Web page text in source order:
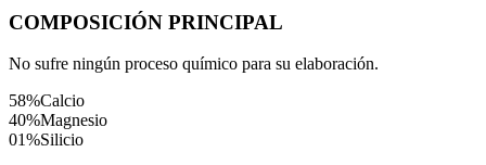
COMPOSICIÓN PRINCIPAL
No sufre ningún proceso químico para su elaboración.
58%Calcio
40%Magnesio
01%Silicio